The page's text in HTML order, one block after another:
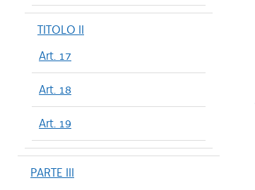
TITOLO II
Art. 17
Art. 18
Art. 19
PARTE III